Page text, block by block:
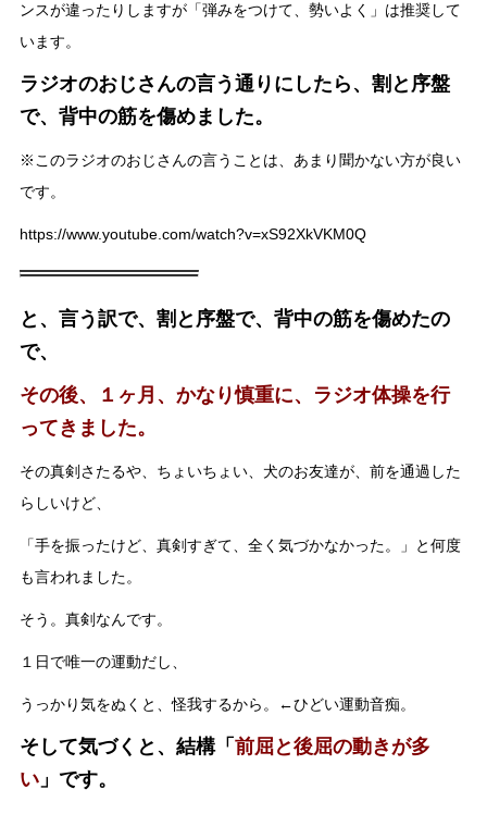
ンスが違ったりしますが「弾みをつけて、勢いよく」は推奨して
います。
ラジオのおじさんの言う通りにしたら、割と序盤
で、背中の筋を傷めました。
※このラジオのおじさんの言うことは、あまり聞かない方が良い
です。
https://www.youtube.com/watch?v=xS92XkVKM0Q
と、言う訳で、割と序盤で、背中の筋を傷めたの
で、
その後、１ヶ月、かなり慎重に、ラジオ体操を行
ってきました。
その真剣さたるや、ちょいちょい、犬のお友達が、前を通過した
らしいけど、
「手を振ったけど、真剣すぎて、全く気づかなかった。」と何度
も言われました。
そう。真剣なんです。
１日で唯一の運動だし、
うっかり気をぬくと、怪我するから。←ひどい運動音痴。
そして気づくと、結構「 前屈と後屈の動きが多
い 」です。